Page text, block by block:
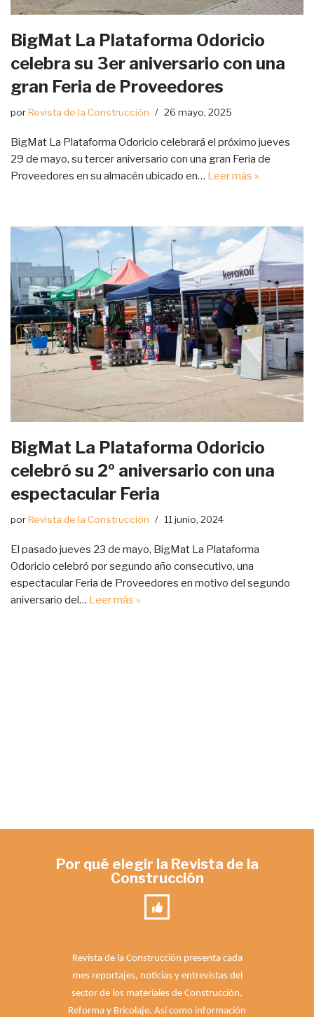
BigMat La Plataforma Odoricio
celebra su 3er aniversario con una
gran Feria de Proveedores
porRevista de la Construcción 26 mayo, 2025
BigMat La Plataforma Odoricio celebrará el próximo jueves
29 de mayo, su tercer aniversario con una gran Feria de
Proveedores en su almacén ubicado en… Leer más »
BigMat La Plataforma Odoricio
celebró su 2º aniversario con una
espectacular Feria
porRevista de la Construcción 11 junio, 2024
El pasado jueves 23 de mayo, BigMat La Plataforma
Odoricio celebró por segundo año consecutivo, una
espectacular Feria de Proveedores en motivo del segundo
aniversario del… Leer más »
Por qué elegir la Revista de la
Construcción
Revista de la Construcción presenta cada
mes reportajes, noticias y entrevistas del
sector de los materiales de Construcción,
Reforma y Bricolaje. Así como información